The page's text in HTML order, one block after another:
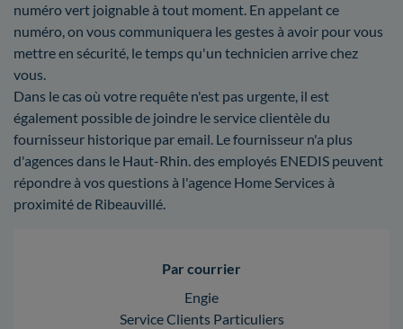
numéro vert joignable à tout moment. En appelant ce
numéro, on vous communiquera les gestes à avoir pour vous
mettre en sécurité, le temps qu'un technicien arrive chez
vous.
Dans le cas où votre requête n'est pas urgente, il est
également possible de joindre le service clientèle du
fournisseur historique par email. Le fournisseur n'a plus
d'agences dans le Haut-Rhin. des employés ENEDIS peuvent
répondre à vos questions à l'agence Home Services à
proximité de Ribeauvillé.
Par courrier
Engie
Service Clients Particuliers